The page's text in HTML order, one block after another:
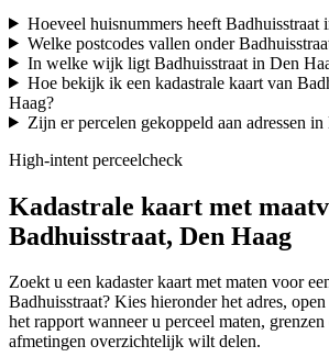
Hoeveel huisnummers heeft Badhuisstraat
Welke postcodes vallen onder
In welke wijk ligt Badhuisstraat in Den
Hoe bekijk ik een kadastrale kaart van
Haag?
Zijn er percelen gekoppeld aan adressen in
High-intent perceelcheck
Kadastrale kaart met
Badhuisstraat, Den Haag
Zoekt u een kadaster kaart met maten voor
Badhuisstraat? Kies hieronder het adres,
het rapport wanneer u perceel maten,
afmetingen overzichtelijk wilt delen.